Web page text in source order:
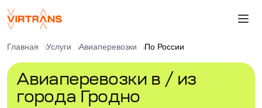
Главная Услуги Авиаперевозки По России
Авиаперевозки в / из
города Гродно